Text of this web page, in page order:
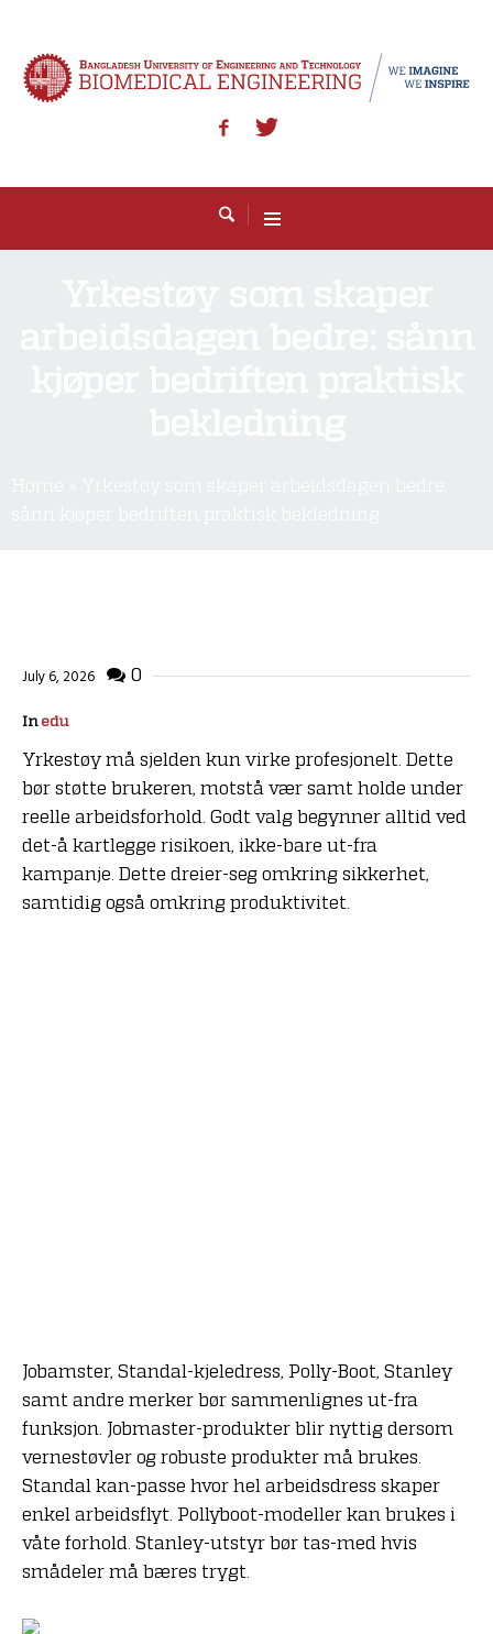
July 6, 2026 0
Inedu
Yrkestøy må sjelden kun virke profesjonelt. Dette
bør støtte brukeren, motstå vær samt holde under
reelle arbeidsforhold. Godt valg begynner alltid ved
det-å kartlegge risikoen, ikke-bare ut-fra
kampanje. Dette dreier-seg omkring sikkerhet,
samtidig også omkring produktivitet.
Jobamster, Standal-kjeledress, Polly-Boot, Stanley
samt andre merker bør sammenlignes ut-fra
funksjon. Jobmaster-produkter blir nyttig dersom
vernestøvler og robuste produkter må brukes.
Standal kan-passe hvor hel arbeidsdress skaper
enkel arbeidsflyt. Pollyboot-modeller kan brukes i
våte forhold. Stanley-utstyr bør tas-med hvis
smådeler må bæres trygt.